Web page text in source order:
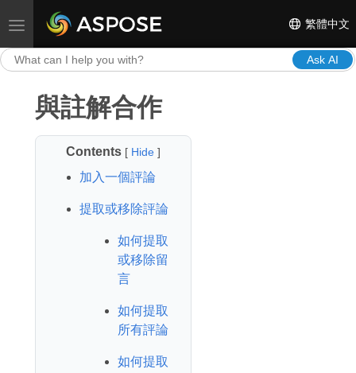
Toggle navigation 繁體中文
Ask AI
與註解合作
Contents [ Hide]
加入一個評論
提取或移除評論
如何提取
或移除留
言
如何提取
所有評論
如何提取